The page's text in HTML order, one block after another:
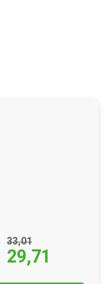
33,01
29,71